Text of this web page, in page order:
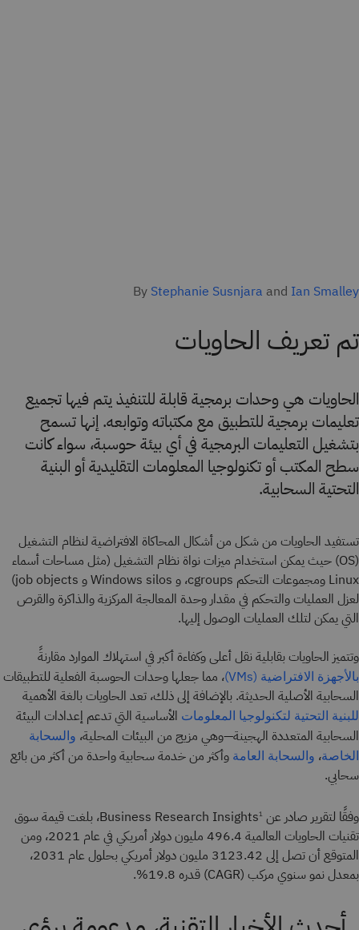
By Stephanie Susnjara and Ian Smalley
تم تعريف الحاويات
الحاويات هي وحدات برمجية قابلة للتنفيذ يتم فيها تجميع
تعليمات برمجية للتطبيق مع مكتباته وتوابعه. إنها تسمح
بتشغيل التعليمات البرمجية في أي بيئة حوسبة، سواء كانت
سطح المكتب أو تكنولوجيا المعلومات التقليدية أو البنية
التحتية السحابية.
تستفيد الحاويات من شكل من أشكال المحاكاة الافتراضية لنظام التشغيل
(OS) حيث يمكن استخدام ميزات نواة نظام التشغيل (مثل مساحات أسماء
Linux ومجموعات التحكم cgroups، و Windows silos و job objects)
لعزل العمليات والتحكم في مقدار وحدة المعالجة المركزية والذاكرة والقرص
التي يمكن لتلك العمليات الوصول إليها.
وتتميز الحاويات بقابلية نقل أعلى وكفاءة أكبر في استهلاك الموارد مقارنةً
بالأجهزة الافتراضية (VMs)
، مما جعلها وحدات الحوسبة الفعلية للتطبيقات
السحابية الأصلية الحديثة. بالإضافة إلى ذلك، تعد الحاويات بالغة الأهمية
للبنية التحتية لتكنولوجيا المعلومات الأساسية التي تدعم إعدادات البيئة
السحابية المتعددة الهجينة—وهي مزيج من البيئات المحلية، والسحابة
الخاصة، والسحابة العامة وأكثر من خدمة سحابية واحدة من أكثر من بائع
سحابي.
وفقًا لتقرير صادر عن Business Research Insights 1
، بلغت قيمة سوق
تقنيات الحاويات العالمية 496.4 مليون دولار أمريكي في عام 2021، ومن
المتوقع أن تصل إلى 3123.42 مليون دولار أمريكي بحلول عام 2031،
بمعدل نمو سنوي مركب (CAGR) قدره 19.8%.